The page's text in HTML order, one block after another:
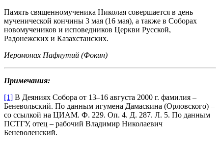
Память священномученика Николая совершается в день
мученической кончины 3 мая (16 мая), а также в Соборах
новомучеников и исповедников Церкви Русской,
Радонежских и Казахстанских.
Иеромонах Пафнутий (Фокин)
Примечания:
[1] В Деяниях Собора от 13–16 августа 2000 г. фамилия –
Беневольский. По данным игумена Дамаскина (Орловского) –
со ссылкой на ЦИАМ. Ф. 229. Оп. 4. Д. 287. Л. 5. По данным
ПСТГУ, отец – рабочий Владимир Николаевич
Беневоленский.